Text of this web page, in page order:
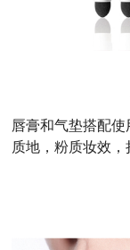
唇膏和气垫搭配
质地，粉质妆效，